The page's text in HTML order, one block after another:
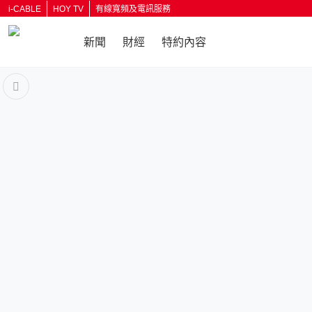
i-CABLE HOY TV 有線寬頻及電訊服務
新聞 財經 特約內容